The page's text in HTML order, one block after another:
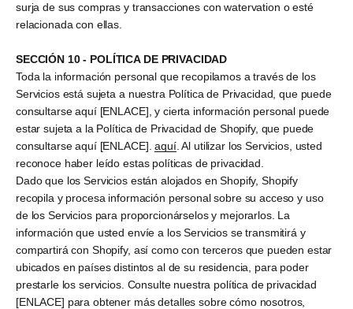
surja de sus compras y transacciones con watervation o esté
relacionada con ellas.
SECCIÓN 10 - POLÍTICA DE PRIVACIDAD
Toda la información personal que recopilamos a través de los
Servicios está sujeta a nuestra Política de Privacidad, que puede
consultarse aquí [ENLACE], y cierta información personal puede
estar sujeta a la Política de Privacidad de Shopify, que puede
consultarse aquí [ENLACE].aquí. Al utilizar los Servicios, usted
reconoce haber leído estas políticas de privacidad.
Dado que los Servicios están alojados en Shopify, Shopify
recopila y procesa información personal sobre su acceso y uso
de los Servicios para proporcionárselos y mejorarlos. La
información que usted envíe a los Servicios se transmitirá y
compartirá con Shopify, así como con terceros que pueden estar
ubicados en países distintos al de su residencia, para poder
prestarle los servicios. Consulte nuestra política de privacidad
[ENLACE] para obtener más detalles sobre cómo nosotros,